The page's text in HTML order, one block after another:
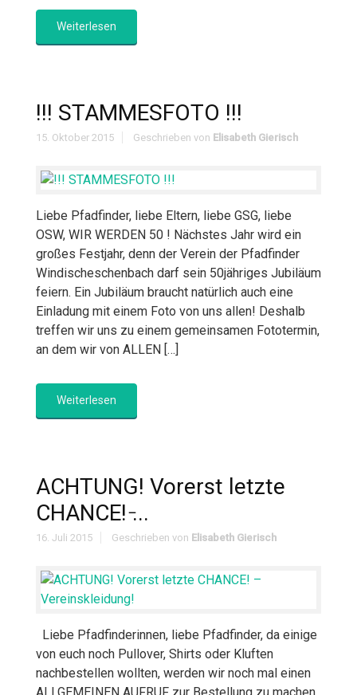
Weiterlesen
!!! STAMMESFOTO !!!
15. Oktober 2015 Geschrieben von Elisabeth Gierisch
Liebe Pfadfinder, liebe Eltern, liebe GSG, liebe
OSW, WIR WERDEN 50 ! Nächstes Jahr wird ein
großes Festjahr, denn der Verein der Pfadfinder
Windischeschenbach darf sein 50jähriges Jubiläum
feiern. Ein Jubiläum braucht natürlich auch eine
Einladung mit einem Foto von uns allen! Deshalb
treffen wir uns zu einem gemeinsamen Fototermin,
an dem wir von ALLEN […]
Weiterlesen
ACHTUNG! Vorerst letzte
CHANCE! ̵...
16. Juli 2015 Geschrieben von Elisabeth Gierisch
Liebe Pfadfinderinnen, liebe Pfadfinder, da einige
von euch noch Pullover, Shirts oder Kluften
nachbestellen wollten, werden wir noch mal einen